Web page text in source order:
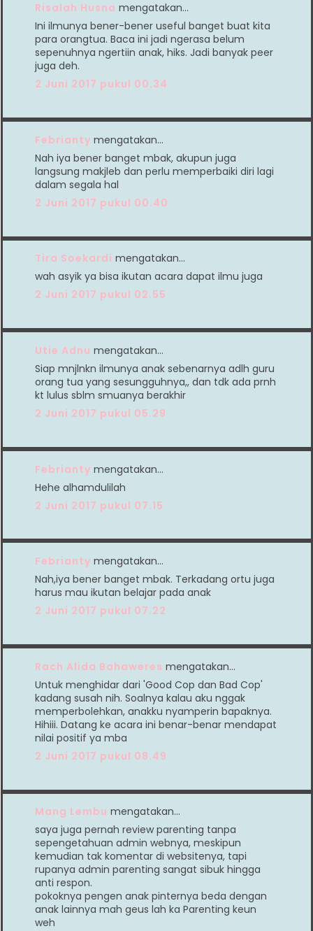
Risalah Husna mengatakan…
Ini ilmunya bener-bener useful banget buat kita
para orangtua. Baca ini jadi ngerasa belum
sepenuhnya ngertiin anak, hiks. Jadi banyak peer
juga deh.
2 Juni 2017 pukul 00.34
Febrianty mengatakan…
Nah iya bener banget mbak, akupun juga
langsung makjleb dan perlu memperbaiki diri lagi
dalam segala hal
2 Juni 2017 pukul 00.40
Tira Soekardi mengatakan…
wah asyik ya bisa ikutan acara dapat ilmu juga
2 Juni 2017 pukul 02.55
Utie Adnu mengatakan…
Siap mnjlnkn ilmunya anak sebenarnya adlh guru
orang tua yang sesungguhnya,, dan tdk ada prnh
kt lulus sblm smuanya berakhir
2 Juni 2017 pukul 05.29
Febrianty mengatakan…
Hehe alhamdulilah
2 Juni 2017 pukul 07.15
Febrianty mengatakan…
Nah,iya bener banget mbak. Terkadang ortu juga
harus mau ikutan belajar pada anak
2 Juni 2017 pukul 07.22
Rach Alida Bahaweres mengatakan…
Untuk menghidar dari 'Good Cop dan Bad Cop'
kadang susah nih. Soalnya kalau aku nggak
memperbolehkan, anakku nyamperin bapaknya.
Hihiii. Datang ke acara ini benar-benar mendapat
nilai positif ya mba
2 Juni 2017 pukul 08.49
Mang Lembu mengatakan…
saya juga pernah review parenting tanpa
sepengetahuan admin webnya, meskipun
kemudian tak komentar di websitenya, tapi
rupanya admin parenting sangat sibuk hingga
anti respon.
pokoknya pengen anak pinternya beda dengan
anak lainnya mah geus lah ka Parenting keun
weh